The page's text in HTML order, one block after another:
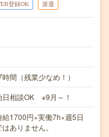
登録OK 派遣
間（残業少なめ！）
相談OK ※9月～！
1700円×実働7h×週5日
ありません。